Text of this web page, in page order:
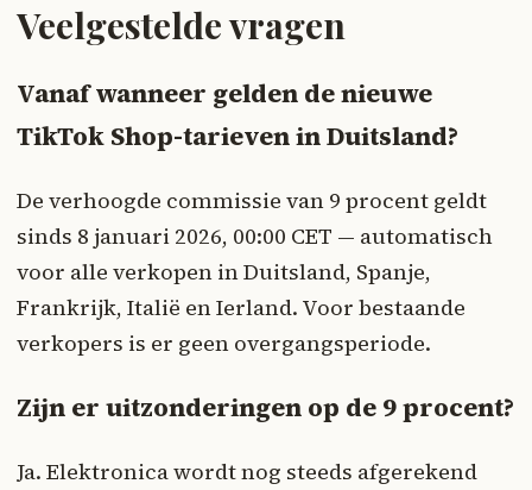
Veelgestelde vragen
Vanaf wanneer gelden de nieuwe
TikTok Shop-tarieven in Duitsland?
De verhoogde commissie van 9 procent geldt
sinds 8 januari 2026, 00:00 CET — automatisch
voor alle verkopen in Duitsland, Spanje,
Frankrijk, Italië en Ierland. Voor bestaande
verkopers is er geen overgangsperiode.
Zijn er uitzonderingen op de 9 procent?
Ja. Elektronica wordt nog steeds afgerekend